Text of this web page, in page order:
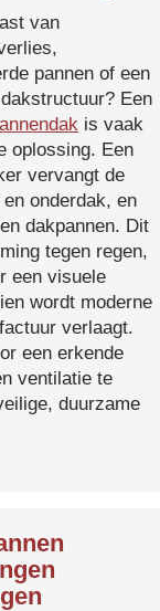
van
pannen of een
Een
is vaak
oplossing. Een
vervangt de
onderdak, en
dakpannen. Dit
tegen regen,
een visuele
wordt moderne
verlaagt.
een erkende
ventilatie te
duurzame